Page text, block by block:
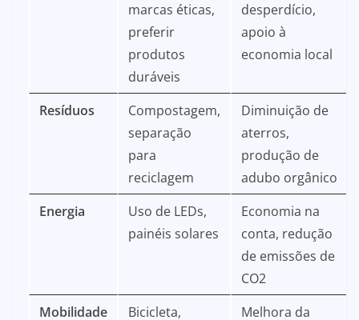
marcas éticas,
preferir
produtos
duráveis
desperdício,
apoio à
economia local
Resíduos
Compostagem,
separação
para
reciclagem
Diminuição de
aterros,
produção de
adubo orgânico
Energia
Uso de LEDs,
painéis solares
Economia na
conta, redução
de emissões de
CO2
Mobilidade
Bicicleta,
Melhora da